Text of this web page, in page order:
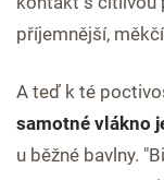
příjemnější,
A teď k té
samotné vlákno
u běžné bavlny.